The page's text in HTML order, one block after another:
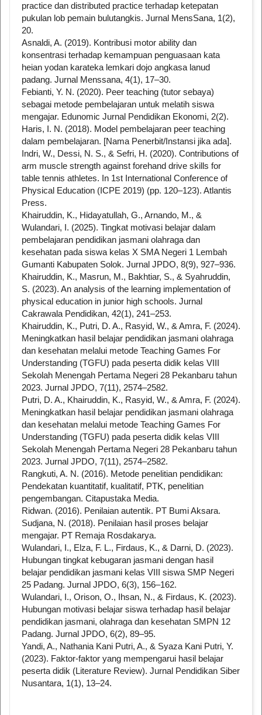
practice dan distributed practice terhadap ketepatan
pukulan lob pemain bulutangkis. Jurnal MensSana, 1(2),
20.
Asnaldi, A. (2019). Kontribusi motor ability dan
konsentrasi terhadap kemampuan penguasaan kata
heian yodan karateka lemkari dojo angkasa lanud
padang. Jurnal Menssana, 4(1), 17–30.
Febianti, Y. N. (2020). Peer teaching (tutor sebaya)
sebagai metode pembelajaran untuk melatih siswa
mengajar. Edunomic Jurnal Pendidikan Ekonomi, 2(2).
Haris, I. N. (2018). Model pembelajaran peer teaching
dalam pembelajaran. [Nama Penerbit/Instansi jika ada].
Indri, W., Dessi, N. S., & Sefri, H. (2020). Contributions of
arm muscle strength against forehand drive skills for
table tennis athletes. In 1st International Conference of
Physical Education (ICPE 2019) (pp. 120–123). Atlantis
Press.
Khairuddin, K., Hidayatullah, G., Arnando, M., &
Wulandari, I. (2025). Tingkat motivasi belajar dalam
pembelajaran pendidikan jasmani olahraga dan
kesehatan pada siswa kelas X SMA Negeri 1 Lembah
Gumanti Kabupaten Solok. Jurnal JPDO, 8(9), 927–936.
Khairuddin, K., Masrun, M., Bakhtiar, S., & Syahruddin,
S. (2023). An analysis of the learning implementation of
physical education in junior high schools. Jurnal
Cakrawala Pendidikan, 42(1), 241–253.
Khairuddin, K., Putri, D. A., Rasyid, W., & Amra, F. (2024).
Meningkatkan hasil belajar pendidikan jasmani olahraga
dan kesehatan melalui metode Teaching Games For
Understanding (TGFU) pada peserta didik kelas VIII
Sekolah Menengah Pertama Negeri 28 Pekanbaru tahun
2023. Jurnal JPDO, 7(11), 2574–2582.
Putri, D. A., Khairuddin, K., Rasyid, W., & Amra, F. (2024).
Meningkatkan hasil belajar pendidikan jasmani olahraga
dan kesehatan melalui metode Teaching Games For
Understanding (TGFU) pada peserta didik kelas VIII
Sekolah Menengah Pertama Negeri 28 Pekanbaru tahun
2023. Jurnal JPDO, 7(11), 2574–2582.
Rangkuti, A. N. (2016). Metode penelitian pendidikan:
Pendekatan kuantitatif, kualitatif, PTK, penelitian
pengembangan. Citapustaka Media.
Ridwan. (2016). Penilaian autentik. PT Bumi Aksara.
Sudjana, N. (2018). Penilaian hasil proses belajar
mengajar. PT Remaja Rosdakarya.
Wulandari, I., Elza, F. L., Firdaus, K., & Darni, D. (2023).
Hubungan tingkat kebugaran jasmani dengan hasil
belajar pendidikan jasmani kelas VIII siswa SMP Negeri
25 Padang. Jurnal JPDO, 6(3), 156–162.
Wulandari, I., Orison, O., Ihsan, N., & Firdaus, K. (2023).
Hubungan motivasi belajar siswa terhadap hasil belajar
pendidikan jasmani, olahraga dan kesehatan SMPN 12
Padang. Jurnal JPDO, 6(2), 89–95.
Yandi, A., Nathania Kani Putri, A., & Syaza Kani Putri, Y.
(2023). Faktor-faktor yang mempengarui hasil belajar
peserta didik (Literature Review). Jurnal Pendidikan Siber
Nusantara, 1(1), 13–24.